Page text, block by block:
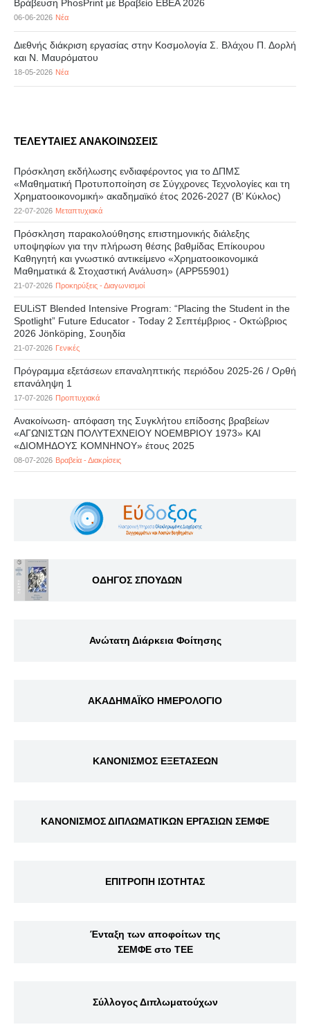
Βράβευση PhosPrint με Βραβείο ΕΒΕΑ 2026
06-06-2026 Νέα
Διεθνής διάκριση εργασίας στην Κοσμολογία Σ. Βλάχου Π. Δορλή
και Ν. Μαυρόματου
18-05-2026 Νέα
ΤΕΛΕΥΤΑΙΕΣ ΑΝΑΚΟΙΝΩΣΕΙΣ
Πρόσκληση εκδήλωσης ενδιαφέροντος για το ΔΠΜΣ
«Μαθηματική Προτυποποίηση σε Σύγχρονες Τεχνολογίες και τη
Χρηματοοικονομική» ακαδημαϊκό έτος 2026-2027 (B’ Kύκλος)
22-07-2026 Μεταπτυχιακά
Πρόσκληση παρακολούθησης επιστημονικής διάλεξης
υποψηφίων για την πλήρωση θέσης βαθμίδας Επίκουρου
Καθηγητή και γνωστικό αντικείμενο «Χρηματοοικονομικά
Μαθηματικά & Στοχαστική Ανάλυση» (APP55901)
21-07-2026 Προκηρύξεις - Διαγωνισμοί
EULiST Blended Intensive Program: “Placing the Student in the
Spotlight” Future Educator - Today 2 Σεπτέμβριος - Οκτώβριος
2026 Jönköping, Σουηδία
21-07-2026 Γενικές
Πρόγραμμα εξετάσεων επαναληπτικής περιόδου 2025-26 / Ορθή
επανάληψη 1
17-07-2026 Προπτυχιακά
Ανακοίνωση- απόφαση της Συγκλήτου επίδοσης βραβείων
«ΑΓΩΝΙΣΤΩΝ ΠΟΛΥΤΕΧΝΕΙΟΥ ΝΟΕΜΒΡΙΟΥ 1973» ΚΑΙ
«ΔΙΟΜΗΔΟΥΣ ΚΟΜΝΗΝΟΥ» έτους 2025
08-07-2026 Βραβεία - Διακρίσεις
ΟΔΗΓΟΣ ΣΠΟΥΔΩΝ
Ανώτατη Διάρκεια Φοίτησης
ΑΚΑΔΗΜΑΪΚΟ ΗΜΕΡΟΛΟΓΙΟ
ΚΑΝΟΝΙΣΜΟΣ ΕΞΕΤΑΣΕΩΝ
ΚΑΝΟΝΙΣΜΟΣ ΔΙΠΛΩΜΑΤΙΚΩΝ ΕΡΓΑΣΙΩΝ ΣΕΜΦΕ
ΕΠΙΤΡΟΠΗ ΙΣΟΤΗΤΑΣ
Ένταξη των αποφοίτων της
ΣΕΜΦΕ στο ΤΕΕ
Σύλλογος Διπλωματούχων